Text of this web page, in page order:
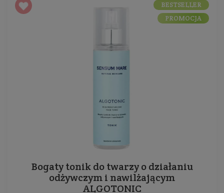
Bogaty tonik do twarzy o działaniu
odżywczym i nawilżającym
ALGOTONIC
BESTSELLER
PROMOCJA